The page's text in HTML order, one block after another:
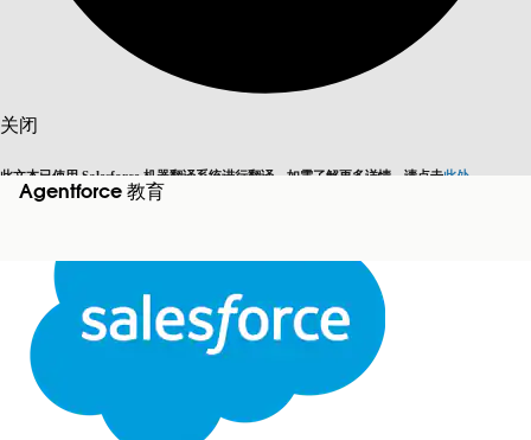
关闭
此文本已使用 Salesforce 机器翻译系统进行翻译。如需了解更多详情，请点击此处
切换为英语 而非现在
关闭关闭
Agentforce 教育